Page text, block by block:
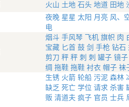
火山 土地 石头 地道 田地
夜晚 星星 太阳 月亮 风、
电
烟斗 手风琴 飞机 旗帜 肉
宝藏 匕首 鼓 剑 手枪 钻石
剪刀 秤 秤 刺 刺 罐子 镜子
绸 拖鞋 拖鞋 衬衣 帽子 袜
生锈 火箭 轮船 污泥 森林
缺乏 死亡 学位 请求 杀害
贩 清道夫 疯子 官员 士兵